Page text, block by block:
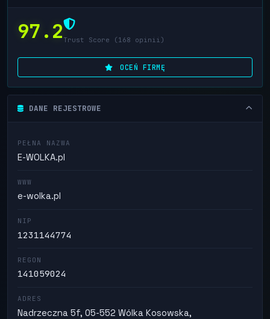
97.2 Trust Score (168 opinii)
OCEŃ FIRMĘ
DANE REJESTROWE
PEŁNA NAZWA
E-WOLKA.pl
WWW
e-wolka.pl
NIP
1231144774
REGON
141059024
ADRES
Nadrzeczna 5f, 05-552 Wólka Kosowska,